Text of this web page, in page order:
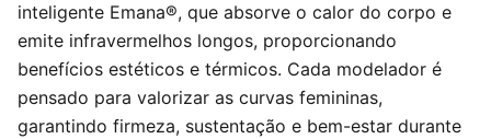
inteligente Emana®, que absorve o calor do corpo e
emite infravermelhos longos, proporcionando
benefícios estéticos e térmicos. Cada modelador é
pensado para valorizar as curvas femininas,
garantindo firmeza, sustentação e bem-estar durante